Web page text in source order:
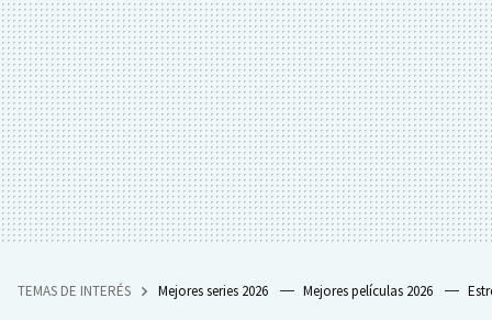
TEMAS DE INTERÉS Mejores series 2026 Mejores películas 2026